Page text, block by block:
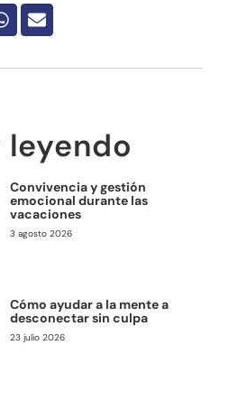
Convivencia y gestión
emocional durante las
vacaciones
3 agosto 2026
Cómo ayudar a la mente a
desconectar sin culpa
23 julio 2026